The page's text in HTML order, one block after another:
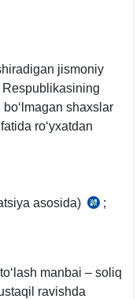
jismoniy
Respublikasining
shaхslar
roʻyхatdan
asosida)
SK
;
manbai – soliq
ravishda